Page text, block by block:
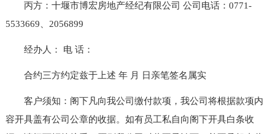
丙方：十堰市博宏房地产经纪有限公司 公司电话：0771-
5533669、2056899
经办人： 电 话：
合约三方约定兹于上述 年 月 日亲笔签名属实
客户须知：阁下凡向我公司缴付款项，我公司将根据款项内
容开具盖有公司公章的收据。如有员工私自向阁下开具白条收